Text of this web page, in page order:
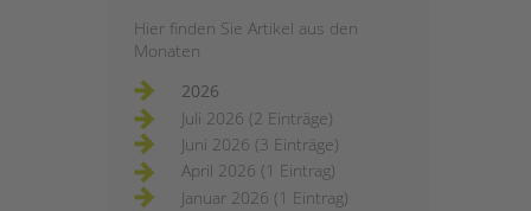
Hier finden Sie Artikel aus den
Monaten
2026
Juli 2026 (2 Einträge)
Juni 2026 (3 Einträge)
April 2026 (1 Eintrag)
Januar 2026 (1 Eintrag)